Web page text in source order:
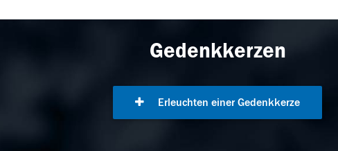
Gedenkkerzen
Erleuchten einer Gedenkkerze